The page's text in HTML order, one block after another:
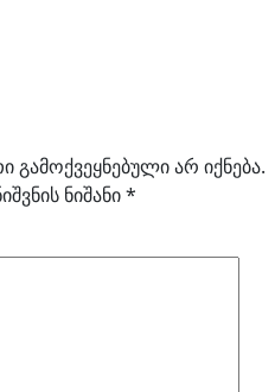
არ იქნება.
ნიშანი*